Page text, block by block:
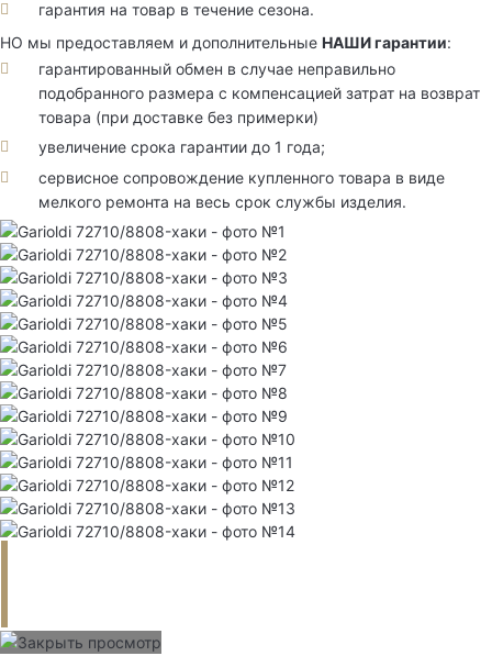
гарантия на товар в течение сезона.
НО мы предоставляем и дополнительные НАШИ гарантии:
гарантированный обмен в случае неправильно
подобранного размера с компенсацией затрат на возврат
товара (при доставке без примерки)
увеличение срока гарантии до 1 года;
сервисное сопровождение купленного товара в виде
мелкого ремонта на весь срок службы изделия.